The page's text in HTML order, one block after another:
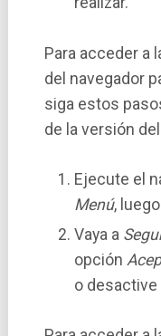
Para acceder a
del navegador
siga estos
de la versión
Ejecute el
Menú, luego
Vaya a
opción
o desactive